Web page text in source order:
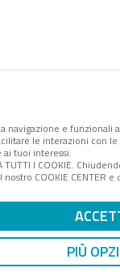
navigazione e
le interazioni con
tuoi interessi.
I COOKIE.
COOKIE
PIÙ